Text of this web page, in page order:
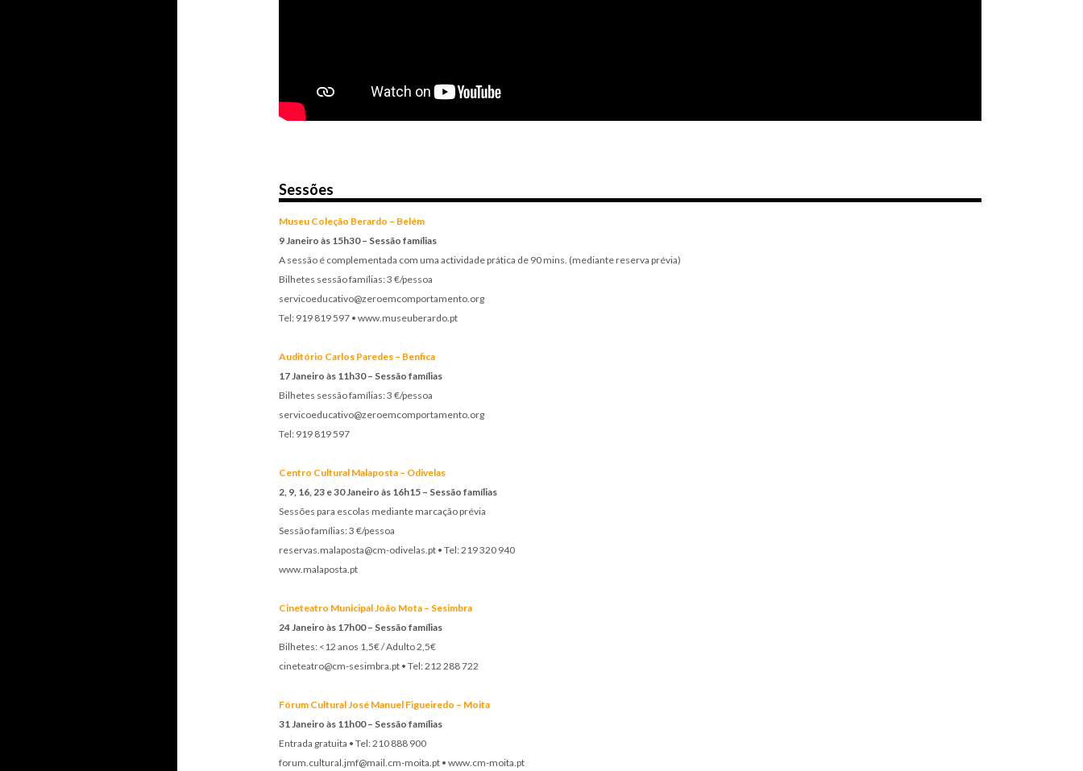
Sessões
Museu Coleção Berardo – Belém
9 Janeiro às 15h30 – Sessão famílias
A sessão é complementada com uma actividade prática de 90 mins. (mediante reserva prévia)
Bilhetes sessão famílias: 3 €/pessoa
servicoeducativo@zeroemcomportamento.org
Tel: 919 819 597 • www.museuberardo.pt
Auditório Carlos Paredes – Benfica
17 Janeiro às 11h30 – Sessão famílias
Bilhetes sessão famílias: 3 €/pessoa
servicoeducativo@zeroemcomportamento.org
Tel: 919 819 597
Centro Cultural Malaposta – Odivelas
2, 9, 16, 23 e 30 Janeiro às 16h15 – Sessão famílias
Sessões para escolas mediante marcação prévia
Sessão famílias: 3 €/pessoa
reservas.malaposta@cm-odivelas.pt • Tel: 219 320 940
www.malaposta.pt
Cineteatro Municipal João Mota – Sesimbra
24 Janeiro às 17h00 – Sessão famílias
Bilhetes: <12 anos 1,5€ / Adulto 2,5€
cineteatro@cm-sesimbra.pt • Tel: 212 288 722
Fórum Cultural José Manuel Figueiredo – Moita
31 Janeiro às 11h00 – Sessão famílias
Entrada gratuita • Tel: 210 888 900
forum.cultural.jmf@mail.cm-moita.pt • www.cm-moita.pt